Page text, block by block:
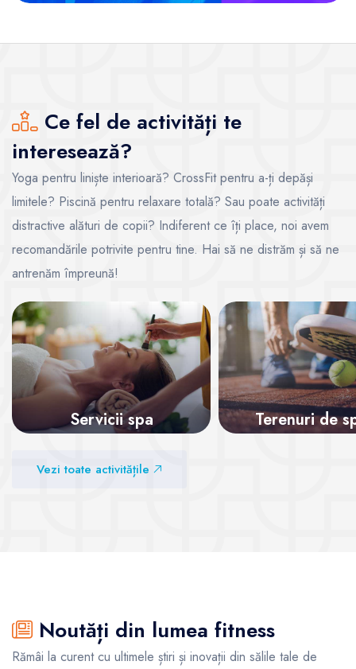
Ce fel de activități te
interesează?
Yoga pentru liniște interioară? CrossFit pentru a-ți depăși
limitele? Piscină pentru relaxare totală? Sau poate activități
distractive alături de copii? Indiferent ce îți place, noi avem
recomandările potrivite pentru tine. Hai să ne distrăm și să ne
antrenăm împreună!
Servicii spa
Vezi sălile
Terenuri de
Vezi toate activitățile
Noutăți din lumea fitness
Rămâi la curent cu ultimele știri și inovații din sălile tale de